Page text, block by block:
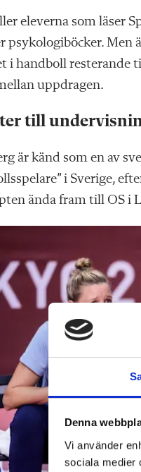
Denna
Vi använder
sociala medier
eleverna som läser
psykologiböcker. Men
i handboll resterande
uppdragen.
till
är känd som en av
i Sverige,
ända fram till OS i